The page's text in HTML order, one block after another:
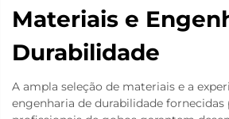
Materiais e
Durabilidade
A ampla seleção de materiais e a
engenharia de durabilidade